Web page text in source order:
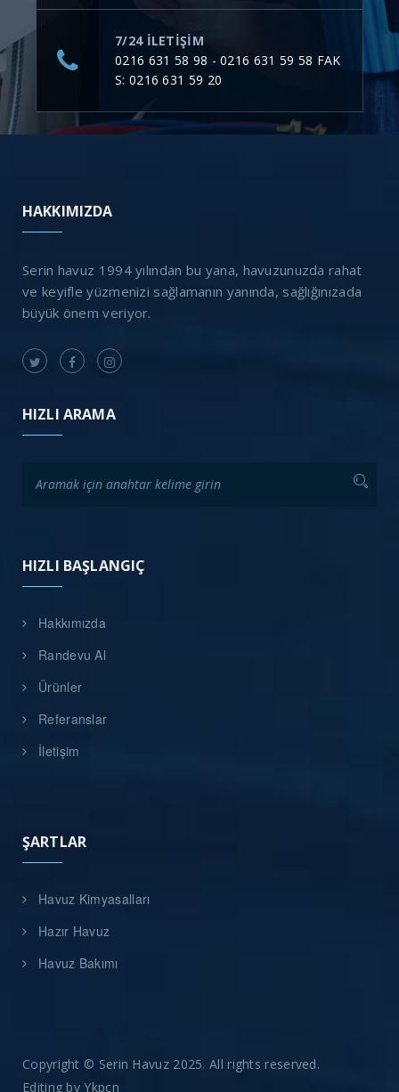
7/24 ILETIŞIM
0216 631 58 98 - 0216 631 59 58 FAK
S: 0216 631 59 20
HAKKIMIZDA
Serin havuz 1994 yılından bu yana, havuzunuzda rahat
ve keyifle yüzmenizi sağlamanın yanında, sağlığınızada
büyük önem veriyor.
HIZLI ARAMA
HIZLI BAŞLANGIÇ
Hakkımızda
Randevu Al
Ürünler
Referanslar
İletişim
ŞARTLAR
Havuz Kimyasalları
Hazır Havuz
Havuz Bakımı
Copyright © Serin Havuz 2025. All rights reserved.
Editing byYkpcn